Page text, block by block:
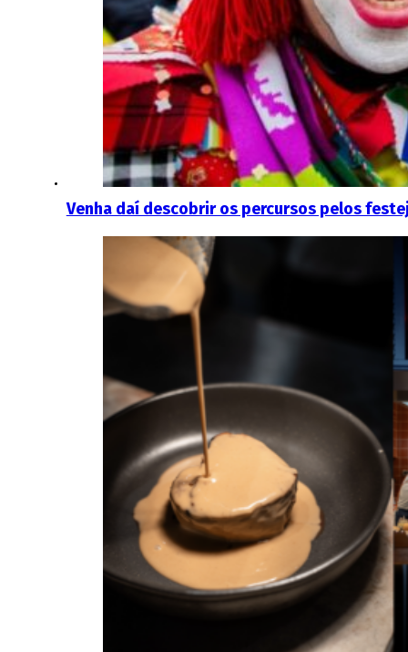
Venha daí descobrir os percursos pelos